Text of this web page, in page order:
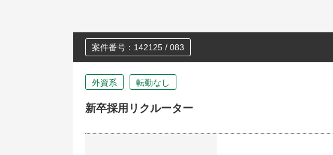
案件番号：142125 / 083
外資系 転勤なし
新卒採用リクルーター